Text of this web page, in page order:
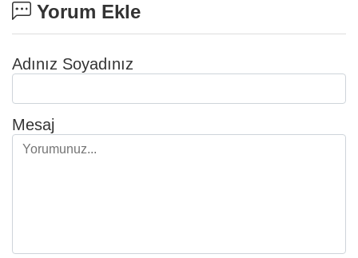
Yorum Ekle
Adınız Soyadınız
Mesaj